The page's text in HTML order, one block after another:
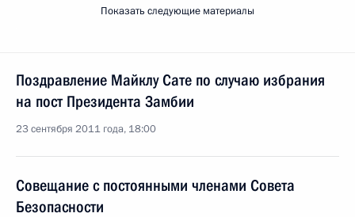
Показать следующие материалы
Поздравление Майклу Сате по случаю избрания
на пост Президента Замбии
23 сентября 2011 года, 18:00
Совещание с постоянными членами Совета
Безопасности